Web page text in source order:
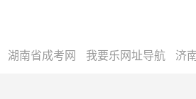
湖南省成考网 我要乐网址导航 济